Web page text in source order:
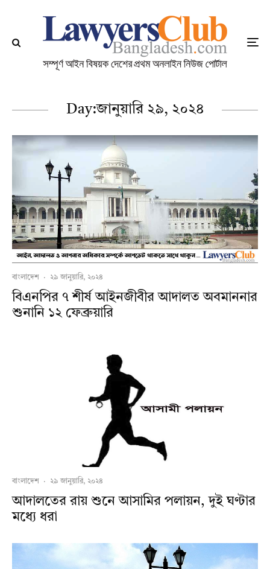
Day:জানুয়ারি ২৯, ২০২৪
বাংলাদেশ · ২৯ জানুয়ারি, ২০২৪
বিএনপির ৭ শীর্ষ আইনজীবীর আদালত অবমাননার
শুনানি ১২ ফেব্রুয়ারি
বাংলাদেশ · ২৯ জানুয়ারি, ২০২৪
আদালতের রায় শুনে আসামির পলায়ন, দুই ঘণ্টার
মধ্যে ধরা